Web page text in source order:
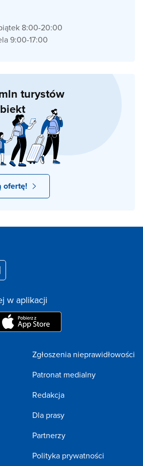
8:00-20:00
9:00-17:00
turystów
ofertę!
w aplikacji
Zgłoszenia nieprawidłowości
Patronat medialny
Redakcja
Dla prasy
Partnerzy
Polityka prywatności